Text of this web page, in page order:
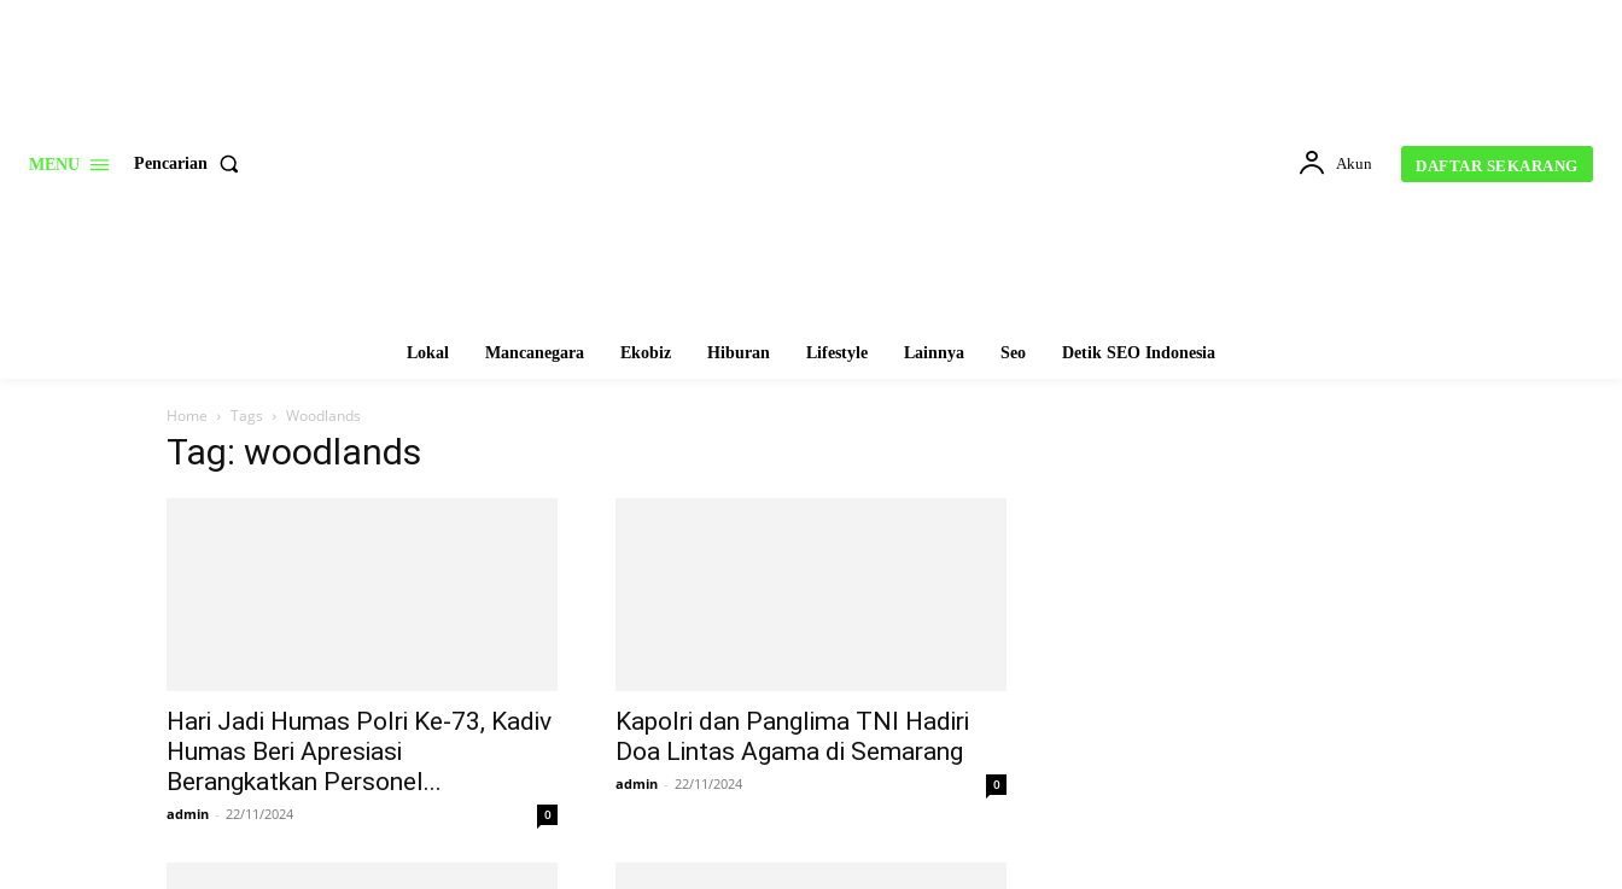
MENU Pencarian Akun DAFTAR SEKARANG
Lokal Mancanegara Ekobiz Hiburan Lifestyle Lainnya Seo Detik SEO Indonesia
Home Tags Woodlands
Tag: woodlands
Hari Jadi Humas Polri Ke-73, Kadiv
Humas Beri Apresiasi
Berangkatkan Personel...
admin - 22/11/2024 0
Kapolri dan Panglima TNI Hadiri
Doa Lintas Agama di Semarang
admin - 22/11/2024 0